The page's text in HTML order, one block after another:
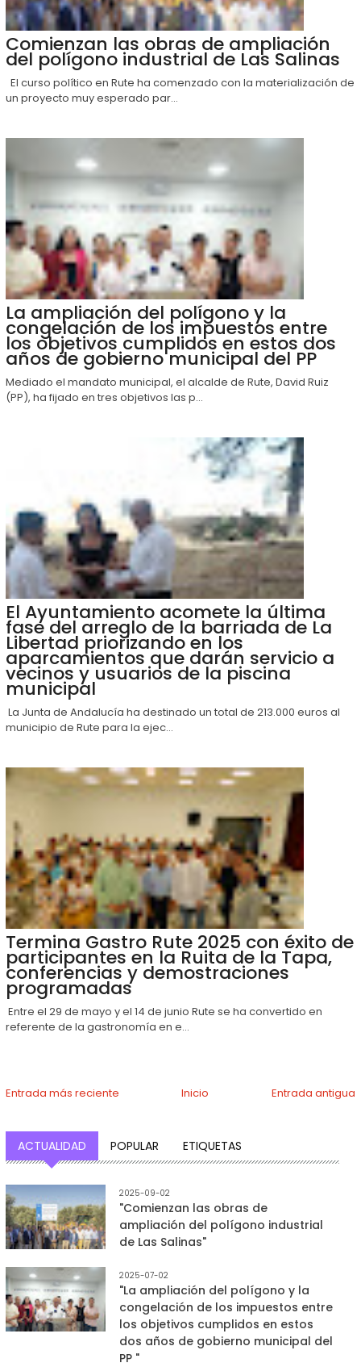
Comienzan las obras de ampliación
del polígono industrial de Las Salinas
El curso político en Rute ha comenzado con la materialización de
un proyecto muy esperado par...
La ampliación del polígono y la
congelación de los impuestos entre
los objetivos cumplidos en estos dos
años de gobierno municipal del PP
Mediado el mandato municipal, el alcalde de Rute, David Ruiz
(PP), ha fijado en tres objetivos las p...
El Ayuntamiento acomete la última
fase del arreglo de la barriada de La
Libertad priorizando en los
aparcamientos que darán servicio a
vecinos y usuarios de la piscina
municipal
La Junta de Andalucía ha destinado un total de 213.000 euros al
municipio de Rute para la ejec...
Termina Gastro Rute 2025 con éxito de
participantes en la Ruita de la Tapa,
conferencias y demostraciones
programadas
Entre el 29 de mayo y el 14 de junio Rute se ha convertido en
referente de la gastronomía en e...
Entrada más reciente Entrada antigua
Inicio
ACTUALIDAD POPULAR ETIQUETAS
2025-09-02
"Comienzan las obras de
ampliación del polígono industrial
de Las Salinas"
2025-07-02
"La ampliación del polígono y la
congelación de los impuestos entre
los objetivos cumplidos en estos
dos años de gobierno municipal del
PP "